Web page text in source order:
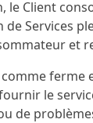
le Client
Services
et
le
de